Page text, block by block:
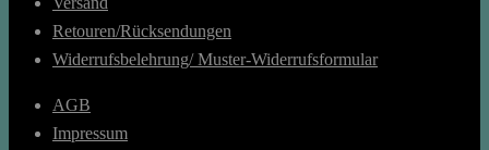
Retouren/Rücksendungen
Widerrufsbelehrung/ Muster-Widerrufsformular
AGB
Impressum